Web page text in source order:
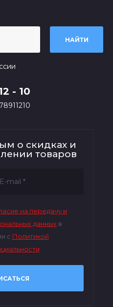
НАЙТИ
- 10
о скидках и
товаров
на передачу и
данныхв
с Политикой